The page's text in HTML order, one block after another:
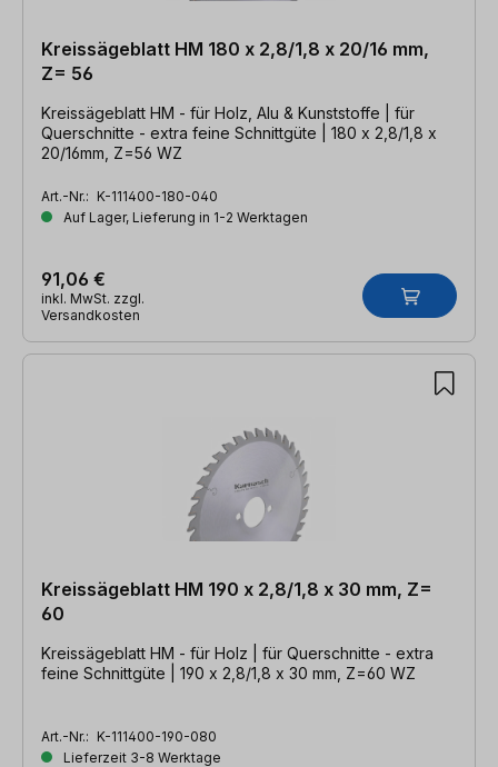
Kreissägeblatt HM 180 x 2,8/1,8 x 20/16 mm,
Z= 56
Kreissägeblatt HM - für Holz, Alu & Kunststoffe | für
Querschnitte - extra feine Schnittgüte | 180 x 2,8/1,8 x
20/16mm, Z=56 WZ
Art.-Nr.: K-111400-180-040
Auf Lager, Lieferung in 1-2 Werktagen
91,06 €
inkl. MwSt. zzgl.
Versandkosten
Kreissägeblatt HM 190 x 2,8/1,8 x 30 mm, Z=
60
Kreissägeblatt HM - für Holz | für Querschnitte - extra
feine Schnittgüte | 190 x 2,8/1,8 x 30 mm, Z=60 WZ
Art.-Nr.: K-111400-190-080
Lieferzeit 3-8 Werktage